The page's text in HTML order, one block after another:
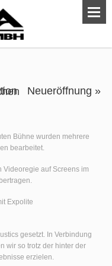
Neueröffnung »
Bühne wurden mehrere
bearbeitet.
Videoregie auf Screens im
Expolite
gesetzt. In Verbindung
wir so trotz der hinter der
erzielen.